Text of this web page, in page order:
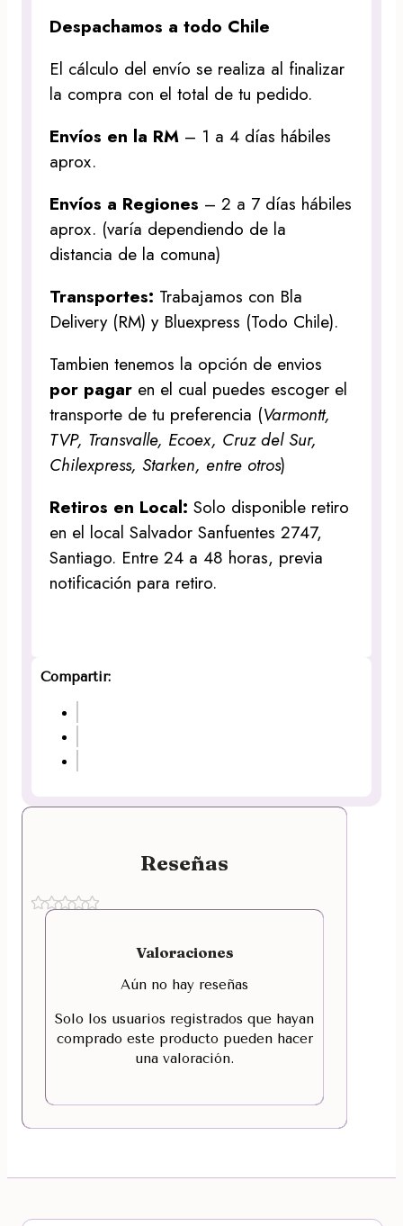
Despachamos a todo Chile
El cálculo del envío se realiza al finalizar
la compra con el total de tu pedido.
Envíos en la RM – 1 a 4 días hábiles
aprox.
Envíos a Regiones – 2 a 7 días hábiles
aprox. (varía dependiendo de la
distancia de la comuna)
Transportes: Trabajamos con Bla
Delivery (RM) y Bluexpress (Todo Chile).
Tambien tenemos la opción de envios
por pagar en el cual puedes escoger el
transporte de tu preferencia (Varmontt,
TVP, Transvalle, Ecoex, Cruz del Sur,
Chilexpress, Starken, entre otros)
Retiros en Local:Solo disponible retiro
en el local Salvador Sanfuentes 2747,
Santiago. Entre 24 a 48 horas, previa
notificación para retiro.
Compartir:
Reseñas
Valoraciones
Aún no hay reseñas
Solo los usuarios registrados que hayan
comprado este producto pueden hacer
una valoración.